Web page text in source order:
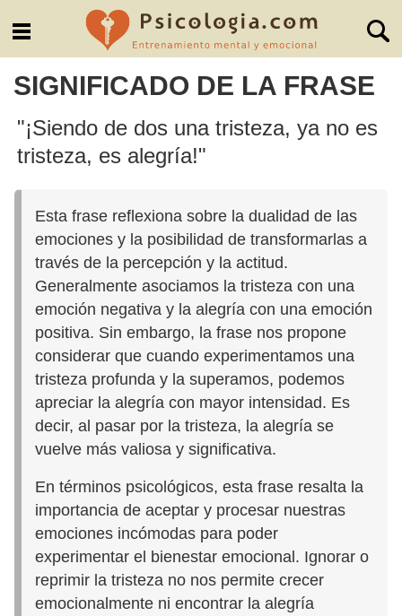
SIGNIFICADO DE LA FRASE
"¡Siendo de dos una tristeza, ya no es
tristeza, es alegría!"
Esta frase reflexiona sobre la dualidad de las
emociones y la posibilidad de transformarlas a
través de la percepción y la actitud.
Generalmente asociamos la tristeza con una
emoción negativa y la alegría con una emoción
positiva. Sin embargo, la frase nos propone
considerar que cuando experimentamos una
tristeza profunda y la superamos, podemos
apreciar la alegría con mayor intensidad. Es
decir, al pasar por la tristeza, la alegría se
vuelve más valiosa y significativa.
En términos psicológicos, esta frase resalta la
importancia de aceptar y procesar nuestras
emociones incómodas para poder
experimentar el bienestar emocional. Ignorar o
reprimir la tristeza no nos permite crecer
emocionalmente ni encontrar la alegría